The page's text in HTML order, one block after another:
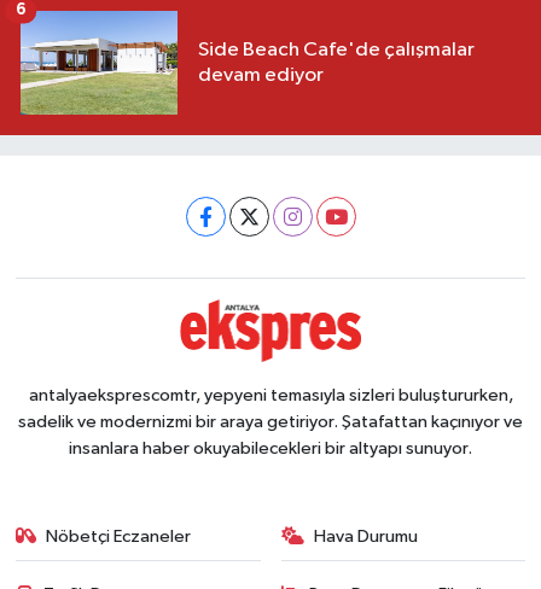
Side Beach Cafe'de çalışmalar
devam ediyor
6
antalyaeksprescomtr, yepyeni temasıyla sizleri buluştururken,
sadelik ve modernizmi bir araya getiriyor. Şatafattan kaçınıyor ve
insanlara haber okuyabilecekleri bir altyapı sunuyor.
Nöbetçi Eczaneler Hava Durumu